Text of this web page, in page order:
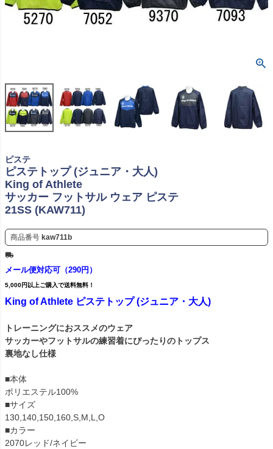
ピステ
ピステトップ (ジュニア・大人)
King of Athlete
サッカー フットサル ウェア ピステ
21SS (KAW711)
商品番号 kaw711b
メール便対応可（290円）
5,000円以上ご購入で送料無料！
King of Athlete ピステトップ (ジュニア・大人)
トレーニングにおススメのウェア
サッカーやフットサルの練習着にぴったりのトップス
裏地なし仕様
■本体
ポリエステル100%
■サイズ
130,140,150,160,S,M,L,O
■カラー
2070レッド/ネイビー